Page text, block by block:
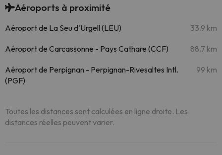
Aéroports à proximité
Aéroport de La Seu d'Urgell (LEU) 33.9 km
Aéroport de Carcassonne - Pays Cathare (CCF) 88.7 km
Aéroport de Perpignan - Perpignan-Rivesaltes Intl.
(PGF)
99 km
Toutes les distances sont calculées en ligne droite. Les
distances réelles peuvent varier.